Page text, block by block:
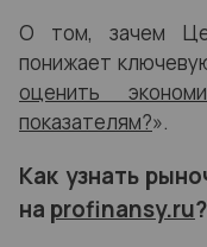
О том, зачем
понижает
оценить
показателям?».
Как узнать
на profinansy.ru?